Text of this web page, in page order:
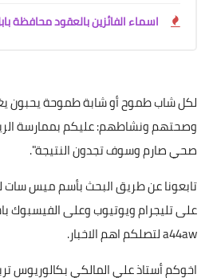
اسماء الفائزين بالعقود محافظة
لكل شاب طموح أو شابة طموحة
وصحتهم ونشاطهم: عليكم بممارسة
صحي صارم وسوف تجدون النتيجة".
تابعونا عن طريق البحث بأسم ميس سات
على تليجرام ويوتيوب وعلى الفيسبوك
a44aw لتصلكم اهم الاخبار.
اخوكم أستاذ علي المالكي بكالوريوس